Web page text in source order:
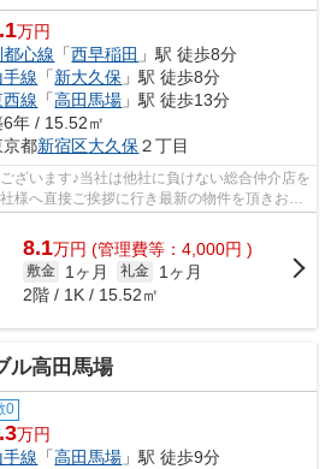
万円
都心線 「西早稲田 」駅 徒歩8分
手線 「新大久保 」駅 徒歩8分
西線 「高田馬場 」駅 徒歩13分
6年 / 15.52㎡
京都新宿区大久保２丁目
ざいます♪当社は他社に負けない総合仲介店を
様へ直接ご挨拶に行き最新の物件を頂きお客
情報は...
8.1万円 (管理費等：4,000円 )
敷金 1ヶ月 礼金
1ヶ月
2階 / 1K / 15.52㎡
ル高田馬場
0
万円
手線 「高田馬場 」駅 徒歩9分